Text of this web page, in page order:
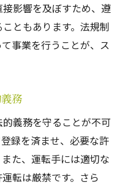
影響を及ぼすため、遵
ともあります。法規制
事業を行うことが、ス
務
義務を守ることが不可
録を済ませ、必要な許
た、運転手には適切な
転は厳禁です。さら